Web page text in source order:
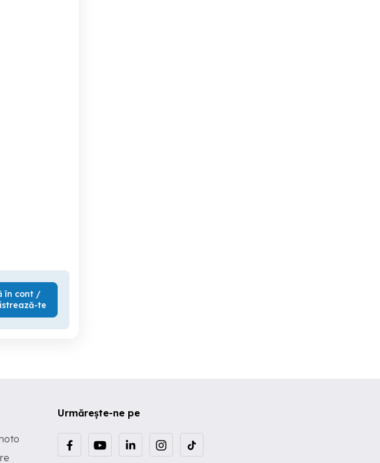
în cont /
te
Urmărește-ne pe